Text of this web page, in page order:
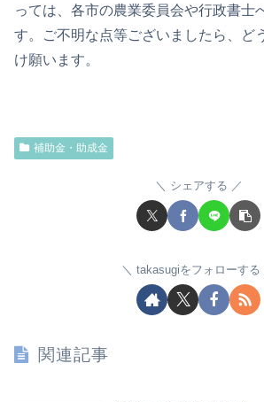
っては、各市の農業委員会や行政書士
す。ご不明な点等ございましたら、ど
け願います。
補助金・助成金
シェアする
takasugiをフォローする
関連記事